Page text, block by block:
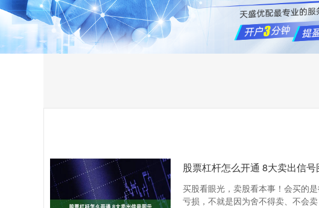
股票杠杆怎么开通 8大卖出信号
买股看眼光，卖股看本事！会买的
亏损，不就是因为舍不得卖、不会